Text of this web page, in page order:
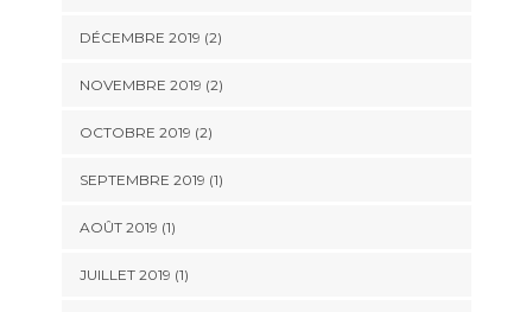
DÉCEMBRE 2019 (2)
NOVEMBRE 2019 (2)
OCTOBRE 2019 (2)
SEPTEMBRE 2019 (1)
AOÛT 2019 (1)
JUILLET 2019 (1)